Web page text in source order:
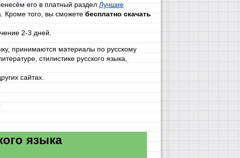
его в платный разделЛучшие
.Кроме того, вы сможетебесплатно скачать
2-3 дней.
принимаются материалы по русскому
стилистике русского языка,
сайтах.
языка